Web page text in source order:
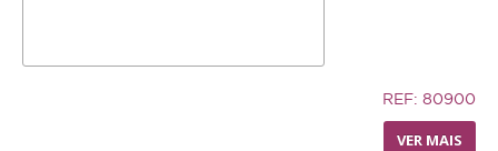
REF: 80900
VER MAIS